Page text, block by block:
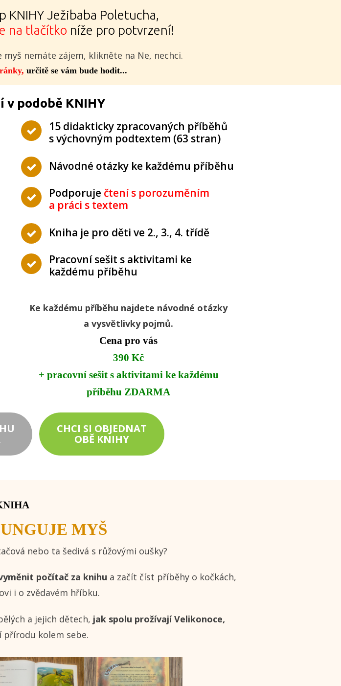
KNIHY Ježibaba Poletucha,
na tlačítko níže pro potvrzení!
myš nemáte zájem, klikněte na Ne, nechci.
určitě se vám bude hodit...
v podobě KNIHY
15 didakticky zpracovaných příběhů
s výchovným podtextem (63 stran)
Návodné otázky ke každému příběhu
Podporuje čtení s porozuměním
a práci s textem
Kniha je pro děti ve 2., 3., 4. třídě
Pracovní sešit s aktivitami ke
každému příběhu
Ke každému příběhu najdete návodné otázky
a vysvětlivky pojmů.
Cena pro vás
390 Kč
+ pracovní sešit s aktivitami ke každému
příběhu ZDARMA
CHCI SI OBJEDNAT
OBĚ KNIHY
MYŠ
nebo ta šedivá s růžovými oušky?
počítač za knihu a začít číst příběhy o kočkách,
i o zvědavém hříbku.
a jejich dětech, jak spolu prožívají Velikonoce,
přírodu kolem sebe.